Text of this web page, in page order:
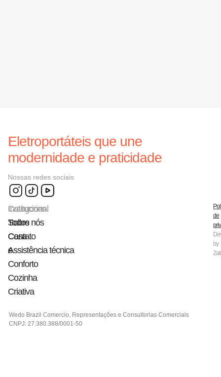
Eletroportáteis que une
modernidade e praticidade
Nossas redes sociais
Categorias
Todos
Casa
e
Conforto
Cozinha
Criativa
Institucional
Sobre nós
Contato
Assistência técnica
de
by
Wedo Brazil Comercio, Representações e Consultorias Comerciais
CNPJ: 27.380.388/0001-50